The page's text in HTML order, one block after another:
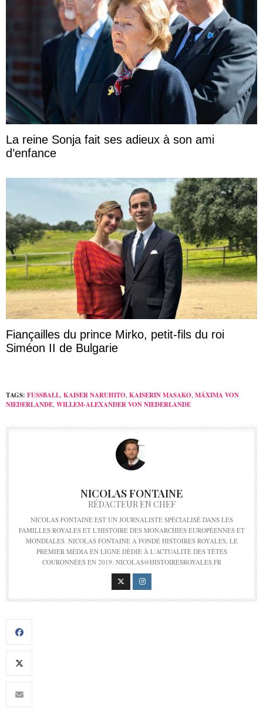
La reine Sonja fait ses adieux à son ami
d’enfance
Fiançailles du prince Mirko, petit-fils du roi
Siméon II de Bulgarie
TAGS: FUSSBALL , KAISER NARUHITO, KAISERIN MASAKO, MÁXIMA VON
NIEDERLANDE, WILLEM-ALEXANDER VON NIEDERLANDE
NICOLAS FONTAINE
RÉDACTEUR EN CHEF
NICOLAS FONTAINE EST UN JOURNALISTE SPÉCIALISÉ DANS LES
FAMILLES ROYALES ET L'HISTOIRE DES MONARCHIES EUROPÉENNES ET
MONDIALES. NICOLAS FONTAINE A FONDÉ HISTOIRES ROYALES, LE
PREMIER MÉDIA EN LIGNE DÉDIÉ À L'ACTUALITÉ DES TÊTES
COURONNÉES EN 2019. NICOLAS@HISTOIRESROYALES.FR